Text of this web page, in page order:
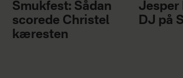
Smukfest: Sådan
scorede Christel
kæresten
Jesper
DJ på